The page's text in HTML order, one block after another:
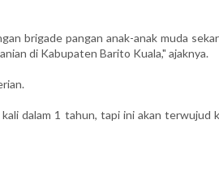
brigade pangan anak-anak muda
di Kabupaten Barito Kuala," ajaknya.
dalam 1 tahun, tapi ini akan terwujud